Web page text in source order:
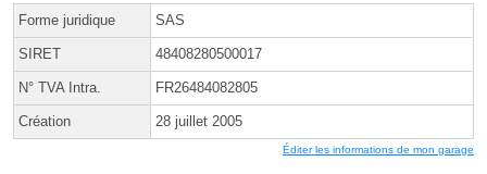
Forme juridique SAS
SIRET 48408280500017
N° TVA Intra. FR26484082805
Création 28 juillet 2005
Éditer les informations de mon garage